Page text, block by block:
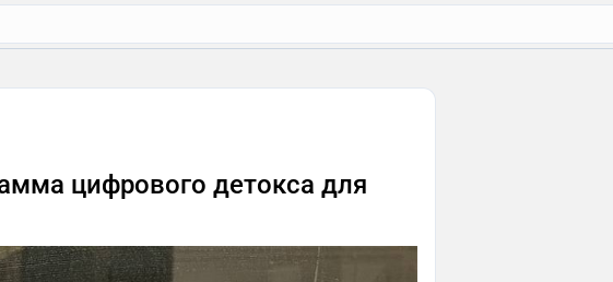
цифрового детокса для